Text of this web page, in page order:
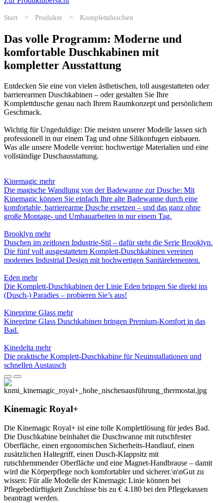
Start > Produkte > Komplettduschen
Das volle Programm: Moderne und
komfortable Duschkabinen mit
kompletter Ausstattung
Entdecken Sie eine von vielen ästhetischen, toll ausgestatteten oder
barrierearmen Duschkabinen – oder gestalten Sie Ihre
Komplettdusche genau nach Ihrem Raumkonzept und persönlichem
Geschmack.
Wichtig für Ungeduldige: Die meisten unserer Modelle lassen sich
professionell in nur einem Tag und ohne Silikonfugen einbauen.
Was alle unsere Modelle vereint: hochwertige Materialien und eine
vollständige Duschausstattung.
Kinemagic mehr
Die magische Wandlung von der Badewanne zur Dusche: Mit
Kinemagic können Sie einfach Ihre alte Badewanne durch eine
komfortable, barrierearme Dusche ersetzen – und das ganz ohne
große Montage- und Umbauarbeiten in nur einem Tag.
Brooklyn mehr
Duschen im zeitlosen Industrie-Stil – dafür steht die Serie Brooklyn.
Die fünf voll ausgestatteten Komplett-Duschkabinen vereinen
modernes Industrial Design mit hochwertigen Sanitärelementen.
Eden mehr
Die Komplett-Duschkabinen der Linie Eden bringen Sie direkt ins
(Dusch-) Paradies – probieren Sie’s aus!
Kineprime Glass mehr
Kineprime Glass Duschkabinen bringen Premium-Komfort in das
Bad.
Kinedelta mehr
Die praktische Komplett-Duschkabine für Neuinstallationen und
schnellen Austausch
Kinemagic Royal+
Die Kinemagic Royal+ ist eine tolle Komplettlösung für jedes Bad.
Die Duschkabine beinhaltet die Duschwanne mit rutschfester
Oberfläche, einen ergonomischen Sicherheits-Handlauf, einen
zusätzlichen Haltegriff, einen Dusch-Klappsitz mit
rutschhemmender Oberfläche und eine Magnet-Handbrause – damit
wird die Körperpflege noch komfortabler und sicherer.\n\nGut zu
wissen: Für alle Modelle der Kinemagic Linie können bei
Pflegebedürftigkeit Zuschüsse bis zu € 4.180 bei den Pflegekassen
beantragt werden.